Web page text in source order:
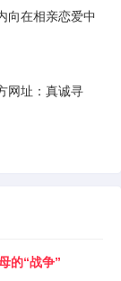
向在相亲恋爱中
网址：真诚寻
的“战争”